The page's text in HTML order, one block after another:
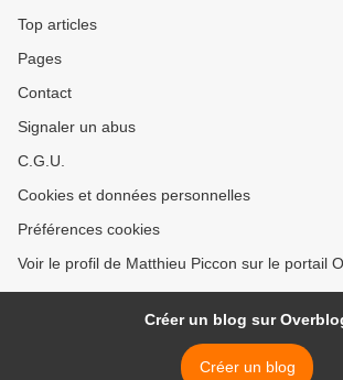
Top articles
Pages
Contact
Signaler un abus
C.G.U.
Cookies et données personnelles
Préférences cookies
Voir le profil de Matthieu Piccon sur le portail
Créer un blog sur
Créer un blog